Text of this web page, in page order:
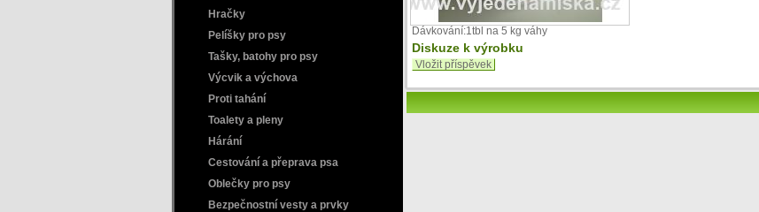
Dávkování:1tbl na 5 kg váhy
Diskuze k výrobku
Vložit příspěvek
Hračky
Pelíšky pro psy
Tašky, batohy pro psy
Výcvik a výchova
Proti tahání
Toalety a pleny
Hárání
Cestování a přeprava psa
Oblečky pro psy
Bezpečnostní vesty a prvky